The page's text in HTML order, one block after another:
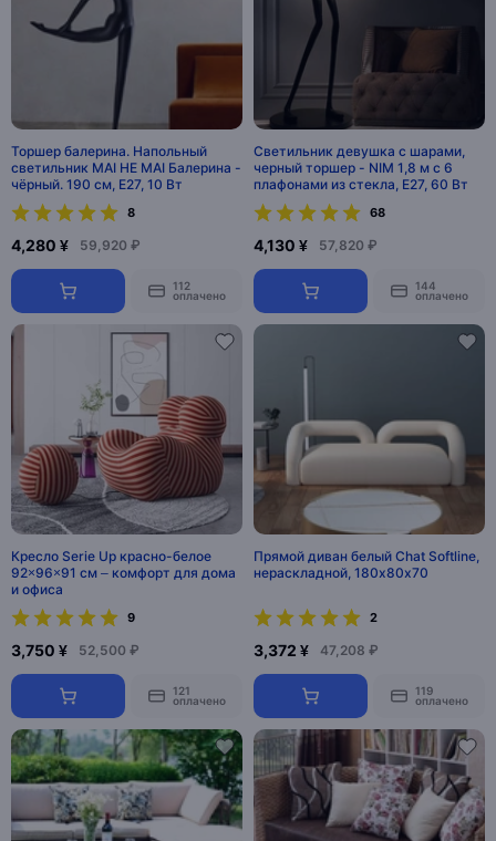
Торшер балерина. Напольный
светильник MAI HE MAI Балерина -
чёрный. 190 см, E27, 10 Вт
8
4,280 ¥ 59,920 ₽
112
оплачено
Светильник девушка с шарами,
черный торшер - NIM 1,8 м с 6
плафонами из стекла, E27, 60 Вт
68
4,130 ¥ 57,820 ₽
144
оплачено
Кресло Serie Up красно-белое
92×96×91 см – комфорт для дома
и офиса
9
3,750 ¥ 52,500 ₽
121
оплачено
Прямой диван белый Chat Softline,
нераскладной, 180х80х70
2
3,372 ¥ 47,208 ₽
119
оплачено